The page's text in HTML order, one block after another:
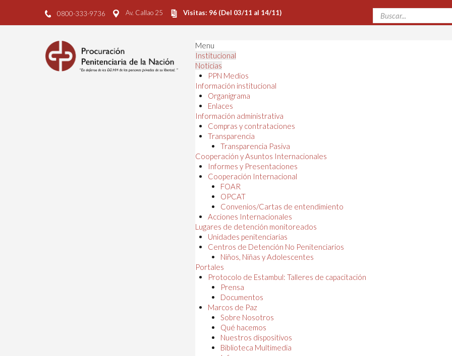
0800-333-9736 Av. Callao 25 Visitas: 96 (Del 03/11 al 14/11)
Menu
Institucional
Noticias
PPN Medios
Información institucional
Organigrama
Enlaces
Información administrativa
Compras y contrataciones
Transparencia
Transparencia Pasiva
Cooperación y Asuntos Internacionales
Informes y Presentaciones
Cooperación Internacional
FOAR
OPCAT
Convenios/Cartas de entendimiento
Acciones Internacionales
Lugares de detención monitoreados
Unidades penitenciarias
Centros de Detención No Penitenciarios
Niños, Niñas y Adolescentes
Portales
Protocolo de Estambul: Talleres de capacitación
Prensa
Documentos
Marcos de Paz
Sobre Nosotros
Qué hacemos
Nuestros dispositivos
Biblioteca Multimedia